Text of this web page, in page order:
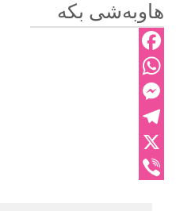
هاوبەشی بکە
Facebook
WhatsApp
Messenger
Telegram
X